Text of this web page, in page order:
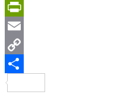
Telegram
PrintFriendly
Email
Copy
Link